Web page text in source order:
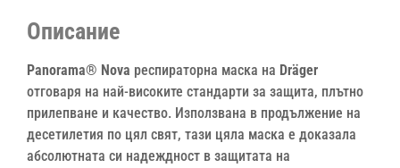
Описание
Panorama® Nova респираторна маска на Dräger
отговаря на най-високите стандарти за защита, плътно
прилепване и качество. Използвана в продължение на
десетилетия по цял свят, тази цяла маска е доказала
абсолютната си надеждност в защитата на